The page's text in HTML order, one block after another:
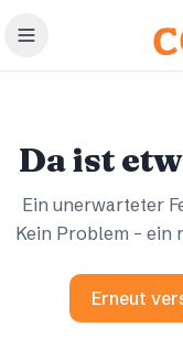
Zum Hauptinhalt
Da ist
Ein unerwarteter
Kein Problem – ein
Erneut